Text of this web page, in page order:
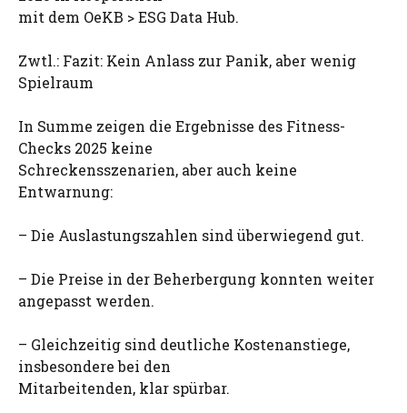
mit dem OeKB > ESG Data Hub.
Zwtl.: Fazit: Kein Anlass zur Panik, aber wenig
Spielraum
In Summe zeigen die Ergebnisse des Fitness-
Checks 2025 keine
Schreckensszenarien, aber auch keine
Entwarnung:
– Die Auslastungszahlen sind überwiegend gut.
– Die Preise in der Beherbergung konnten weiter
angepasst werden.
– Gleichzeitig sind deutliche Kostenanstiege,
insbesondere bei den
Mitarbeitenden, klar spürbar.